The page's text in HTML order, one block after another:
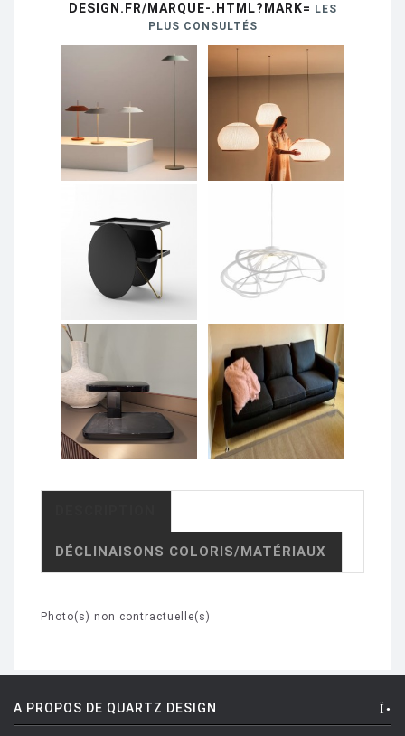
DESIGN.FR/MARQUE-.HTML?MARK= LES
PLUS CONSULTÉS
DÉCLINAISONS COLORIS/MATÉRIAUX
Photo(s) non contractuelle(s)
A PROPOS DE QUARTZ DESIGN